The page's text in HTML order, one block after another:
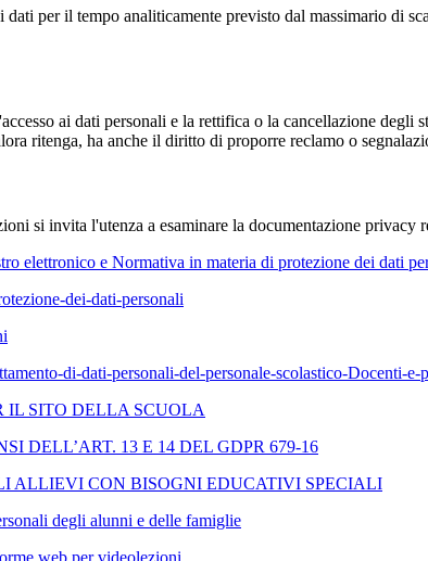
per il tempo analiticamente previsto dal massimario di
ai dati personali e la rettifica o la cancellazione
ritenga, ha anche il diritto di proporre reclamo o
si invita l'utenza a esaminare la documentazione privacy
elettronico e Normativa in materia di protezione dei dati
dei-dati-personali
di-dati-personali-del-personale-scolastico-Docenti-e-
IL SITO DELLA SCUOLA
DELL’ART. 13 E 14 DEL GDPR 679-16
ALLIEVI CON BISOGNI EDUCATIVI SPECIALI
degli alunni e delle famiglie